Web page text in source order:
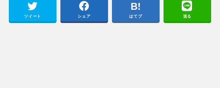
ツイート シェア はてブ 送る